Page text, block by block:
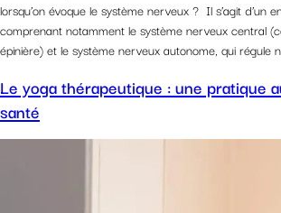
lorsqu’on évoque le système nerveux ? Il s’agit d’un
comprenant notamment le système nerveux central
épinière) et le système nerveux autonome, qui régule
Le yoga thérapeutique : une pratique
santé